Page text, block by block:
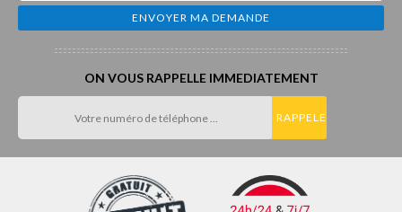
ON VOUS RAPPELLE IMMEDIATEMENT